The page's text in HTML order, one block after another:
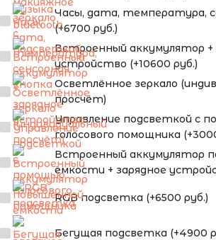
Часы, дата, температура,
(+6700 руб.)
Встроенный аккумулятор +
устройство (+10600 руб.)
Осветлённое зеркало
просчёт)
Управление подсветкой с
голосового помощника
Встроенный аккумулятор
ёмкости + зарядное
RGB подсветка (+6500 руб.)
Бегущая подсветка (+4900